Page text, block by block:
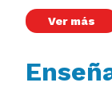
Ver más